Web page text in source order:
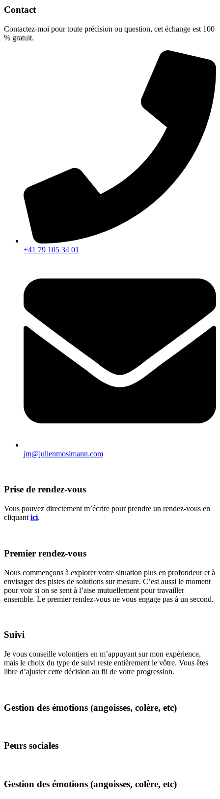
Contact
Contactez-moi pour toute précision ou question, cet échange est 100
% gratuit.
+41 79 105 34 01
jm@julienmosimann.com
Prise de rendez-vous
Vous pouvez directement m’écrire pour prendre un rendez-vous en
cliquant ici.
Premier rendez-vous
Nous commençons à explorer votre situation plus en profondeur et à
envisager des pistes de solutions sur mesure. C’est aussi le moment
pour voir si on se sent à l’aise mutuellement pour travailler
ensemble. Le premier rendez-vous ne vous engage pas à un second.
Suivi
Je vous conseille volontiers en m’appuyant sur mon expérience,
mais le choix du type de suivi reste entièrement le vôtre. Vous êtes
libre d’ajuster cette décision au fil de votre progression.
Gestion des émotions (angoisses, colère, etc)
Peurs sociales
Gestion des émotions (angoisses, colère, etc)